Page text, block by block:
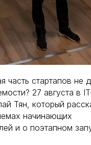
часть стартапов не
27 августа в
Тян, который
начинающих
и о поэтапном